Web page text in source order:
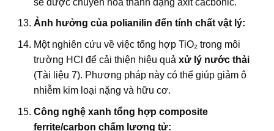
Ảnh hưởng của polianilin đến tính chất vật lý:
Một nghiên cứu về việc tổng hợp TiO₂ trong môi
trường HCl để cải thiện hiệu quả xử lý nước thải
(Tài liệu 7). Phương pháp này có thể giúp giảm ô
nhiễm kim loại nặng và hữu cơ.
Công nghệ xanh tổng hợp composite
ferrite/carbon chấm lượng tử: